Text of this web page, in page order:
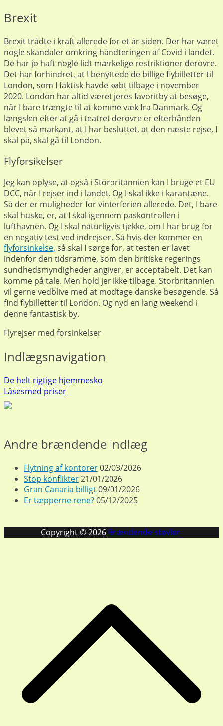
Brexit
Brexit trådte i kraft allerede for et år siden. Der har været
nogle skandaler omkring håndteringen af Covid i landet.
De har jo haft nogle lidt mærkelige restriktioner derovre.
Det har forhindret, at I benyttede de billige flybilletter til
London, som I faktisk havde købt tilbage i november
2020. London har altid været jeres favoritby at besøge,
når I bare trængte til at komme væk fra Danmark. Og
længslen efter at gå i teatret derovre er efterhånden
blevet så markant, at I har besluttet, at den næste rejse, I
skal på, skal gå til London.
Flyforsikelser
Jeg kan oplyse, at også i Storbritannien kan I bruge et EU
DCC, når I rejser ind i landet. Og I skal ikke i karantæne.
Så der er muligheder for vinterferien allerede. Det, I bare
skal huske, er, at I skal igennem paskontrollen i
lufthavnen. Og I skal naturligvis tjekke, om I har brug for
en negativ test ved indrejsen. Så hvis der kommer en
flyforsinkelse, så skal I sørge for, at testen er lavet
indenfor den tidsramme, som den britiske regerings
sundhedsmyndigheder angiver, er acceptabelt. Det kan
komme på tale. Men hold jer ikke tilbage. Storbritannien
vil gerne vedblive med at modtage danske besøgende. Så
find flybilletter til London. Og nyd en lang weekend i
denne fantastisk by.
Flyrejser med forsinkelser
Indlægsnavigation
De helt rigtige hjemmesko
Låsesmed priser
Andre brændende indlæg
Flytning af kontorer02/03/2026
Stop konflikter21/01/2026
Gran Canaria billigt09/01/2026
Er tæpperne rene?05/12/2025
Copyright © 2026 Brændende støvler